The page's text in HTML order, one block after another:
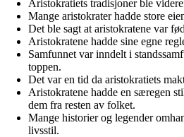
Aristokratiets tradisjoner ble
Mange aristokrater hadde store
Det ble sagt at aristokratene var
Aristokratene hadde sine egne
Samfunnet var inndelt i
toppen.
Det var en tid da aristokratiets
Aristokratene hadde en særegen
dem fra resten av folket.
Mange historier og legender
livsstil.